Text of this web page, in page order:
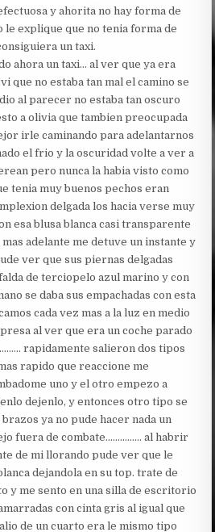
y ahorita no hay forma de
le explique que no tenia forma de
un taxi.
ahora un taxi… al ver que ya era
que no estaba tan mal el camino se
al parecer no estaba tan oscuro
a olivia que tambien preocupada
irle caminando para adelantarnos
el frio y la oscuridad volte a ver a
pero nunca la habia visto como
tenia muy buenos pechos eran
delgada los hacia verse muy
esa blusa blanca casi transparente
adelante me detuve un instante y
ver que sus piernas delgadas
de terciopelo azul marino y con
se daba sus empachadas con esta
cada vez mas a la luz en medio
al ver que era un coche parado
rapidamente salieron dos tipos
rapido que reaccione me
uno y el otro empezo a
dejenlo, y entonces otro tipo se
ya no pude hacer nada un
fuera de combate…………… al habrir
de mi llorando pude ver que le
dejandola en su top. trate de
y me sento en una silla de escritorio
con cinta gris al igual que
de un cuarto era le mismo tipo